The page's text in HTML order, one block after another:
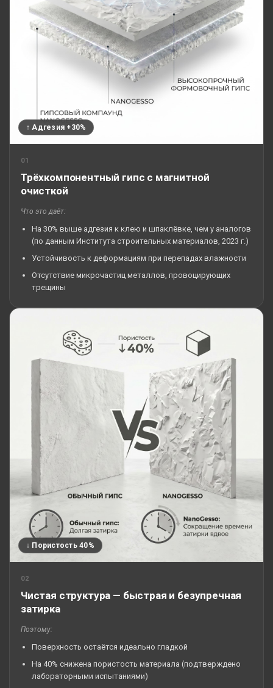
↑ Адгезия +30%
01
Трёхкомпонентный гипс с магнитной
очисткой
Что это даёт:
На 30% выше адгезия к клею и шпаклёвке, чем у аналогов
(по данным Института строительных материалов, 2023 г.)
Устойчивость к деформациям при перепадах влажности
Отсутствие микрочастиц металлов, провоцирующих
трещины
↓ Пористость 40%
02
Чистая структура — быстрая и безупречная
затирка
Поэтому:
Поверхность остаётся идеально гладкой
На 40% снижена пористость материала (подтверждено
лабораторными испытаниями)